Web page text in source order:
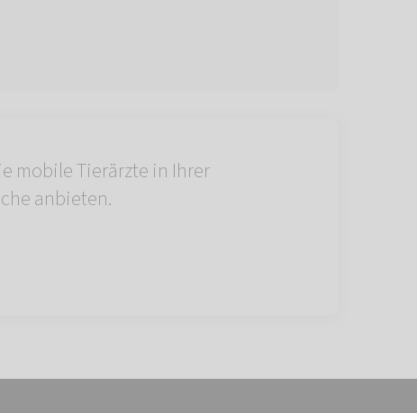
mobile Tierärzte in Ihrer
anbieten.